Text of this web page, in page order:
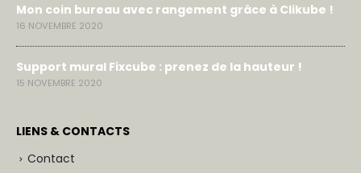
Mon coin bureau avec rangement grâce à Clikube !
16 NOVEMBRE 2020
Support mural Fixcube : prenez de la hauteur !
15 NOVEMBRE 2020
LIENS & CONTACTS
Contact